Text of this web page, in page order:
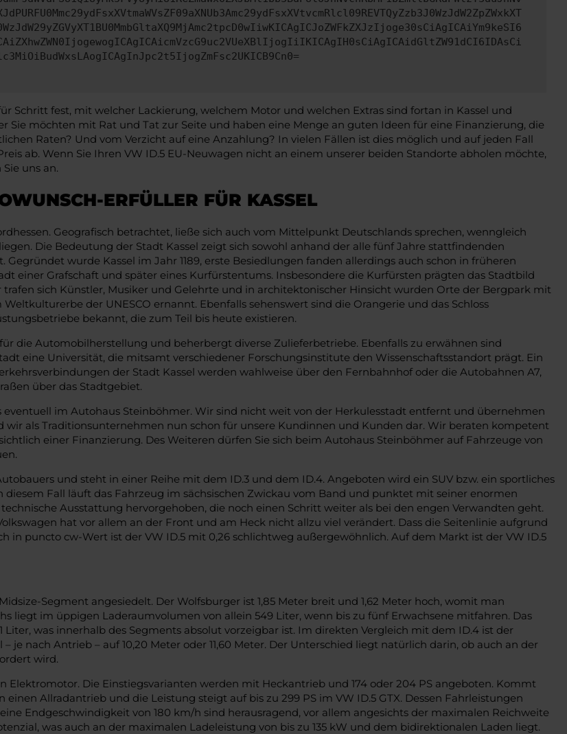
Schritt fest, mit welcher Lackierung, welchem Motor und welchen Extras sind fortan in Kassel und
möchten mit Rat und Tat zur Seite und haben eine Menge an guten Ideen für eine Finanzierung, die
Raten? Und vom Verzicht auf eine Anzahlung? In vielen Fällen ist dies möglich und auf jeden Fall
ab. Wenn Sie Ihren VW ID.5 EU-Neuwagen nicht an einem unserer beiden Standorte abholen möchte,
uns an.
ERFÜLLER FÜR KASSEL
Geografisch betrachtet, ließe sich auch vom Mittelpunkt Deutschlands sprechen, wenngleich
Die Bedeutung der Stadt Kassel zeigt sich sowohl anhand der alle fünf Jahre stattfindenden
wurde Kassel im Jahr 1189, erste Besiedlungen fanden allerdings auch schon in früheren
einer Grafschaft und später eines Kurfürstentums. Insbesondere die Kurfürsten prägten das Stadtbild
sich Künstler, Musiker und Gelehrte und in architektonischer Hinsicht wurden Orte der Bergpark mit
der UNESCO ernannt. Ebenfalls sehenswert sind die Orangerie und das Schloss
bekannt, die zum Teil bis heute existieren.
die Automobilherstellung und beherbergt diverse Zulieferbetriebe. Ebenfalls zu erwähnen sind
eine Universität, die mitsamt verschiedener Forschungsinstitute den Wissenschaftsstandort prägt. Ein
der Stadt Kassel werden wahlweise über den Fernbahnhof oder die Autobahnen A7,
über das Stadtgebiet.
im Autohaus Steinböhmer. Wir sind nicht weit von der Herkulesstadt entfernt und übernehmen
wir als Traditionsunternehmen nun schon für unsere Kundinnen und Kunden dar. Wir beraten kompetent
einer Finanzierung. Des Weiteren dürfen Sie sich beim Autohaus Steinböhmer auf Fahrzeuge von
und steht in einer Reihe mit dem ID.3 und dem ID.4. Angeboten wird ein SUV bzw. ein sportliches
diesem Fall läuft das Fahrzeug im sächsischen Zwickau vom Band und punktet mit seiner enormen
Ausstattung hervorgehoben, die noch einen Schritt weiter als bei den engen Verwandten geht.
hat vor allem an der Front und am Heck nicht allzu viel verändert. Dass die Seitenlinie aufgrund
in puncto cw-Wert ist der VW ID.5 mit 0,26 schlichtweg außergewöhnlich. Auf dem Markt ist der VW ID.5
Segment angesiedelt. Der Wolfsburger ist 1,85 Meter breit und 1,62 Meter hoch, womit man
liegt im üppigen Laderaumvolumen von allein 549 Liter, wenn bis zu fünf Erwachsene mitfahren. Das
was innerhalb des Segments absolut vorzeigbar ist. Im direkten Vergleich mit dem ID.4 ist der
je nach Antrieb – auf 10,20 Meter oder 11,60 Meter. Der Unterschied liegt natürlich darin, ob auch an der
wird.
Elektromotor. Die Einstiegsvarianten werden mit Heckantrieb und 174 oder 204 PS angeboten. Kommt
Allradantrieb und die Leistung steigt auf bis zu 299 PS im VW ID.5 GTX. Dessen Fahrleistungen
Endgeschwindigkeit von 180 km/h sind herausragend, vor allem angesichts der maximalen Reichweite
was auch an der maximalen Ladeleistung von bis zu 135 kW und dem bidirektionalen Laden liegt.